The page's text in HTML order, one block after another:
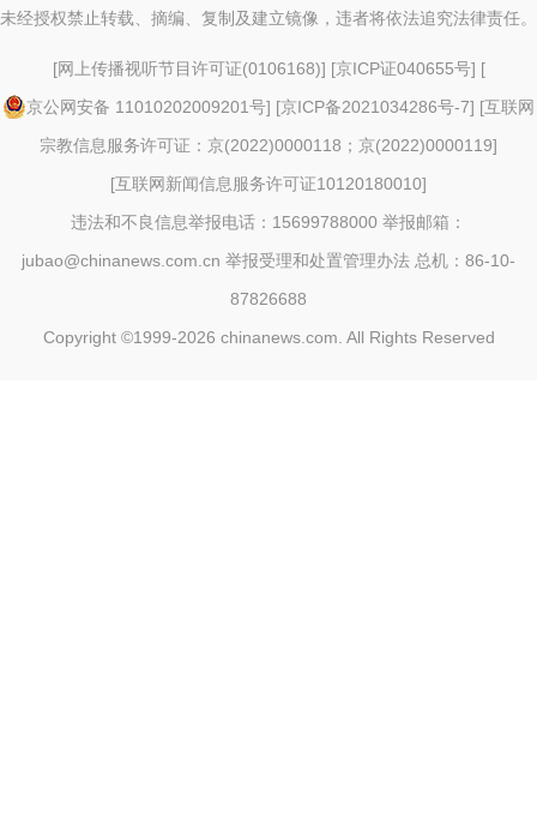
未经授权禁止转载、摘编、复制及建立镜像，违者将依法追究法律责任。
[网上传播视听节目许可证(0106168)] [京ICP证040655号] [
京公网安备 11010202009201号] [京ICP备2021034286号-7] [互联网
宗教信息服务许可证：京(2022)0000118；京(2022)0000119]
[互联网新闻信息服务许可证10120180010]
违法和不良信息举报电话：15699788000 举报邮箱：
jubao@chinanews.com.cn 举报受理和处置管理办法 总机：86-10-
87826688
Copyright ©1999-2026 chinanews.com. All Rights Reserved